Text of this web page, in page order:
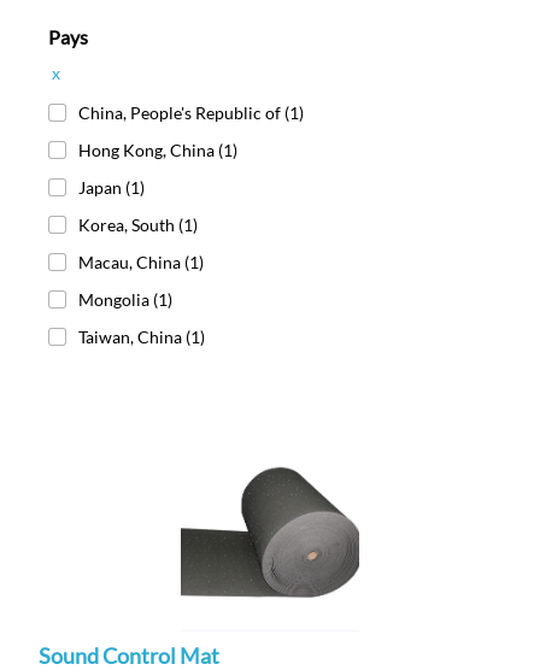
Pays
x
China, People's Republic of (1)
Hong Kong, China (1)
Japan (1)
Korea, South (1)
Macau, China (1)
Mongolia (1)
Taiwan, China (1)
Sound Control Mat